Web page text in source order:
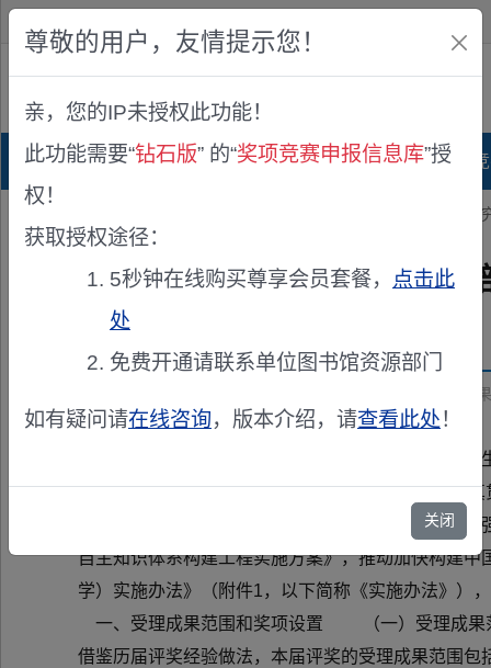
公众版
首页 科研项目库 项目指南库 奖项
> 教育部办公厅关于第十届教育部科学
教育部办公厅关于第十届教
发布机构：
教育部办公厅关于第十届教育部科学研究优秀成
各省、自治区、直辖市教育厅（教委），新
校、部省合建各高等学校，各直属单位： 为认真
会科学的重要论述，落实全国教育大会精神和《教
自主知识体系构建工程实施方案》，推动加快构建
学）实施办法》（附件1，以下简称《实施办法》
一、受理成果范围和奖项设置 （一）受理成果
借鉴历届评奖经验做法，本届评奖的受理成果范围
尊敬的用户，友情提示您！
亲，您的IP未授权此功能！
此功能需要“钻石版” 的“奖项竞赛申报信息库”授
权！
获取授权途径：
5秒钟在线购买尊享会员套餐， 点击此
处
免费开通请联系单位图书馆资源部门
如有疑问请在线咨询，版本介绍，请查看此处！
关闭